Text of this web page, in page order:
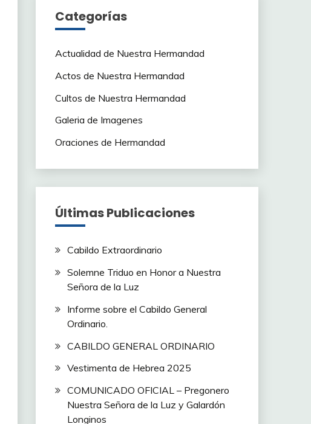
Categorías
Actualidad de Nuestra Hermandad
Actos de Nuestra Hermandad
Cultos de Nuestra Hermandad
Galeria de Imagenes
Oraciones de Hermandad
Últimas Publicaciones
Cabildo Extraordinario
Solemne Triduo en Honor a Nuestra
Señora de la Luz
Informe sobre el Cabildo General
Ordinario.
CABILDO GENERAL ORDINARIO
Vestimenta de Hebrea 2025
COMUNICADO OFICIAL – Pregonero
Nuestra Señora de la Luz y Galardón
Longinos